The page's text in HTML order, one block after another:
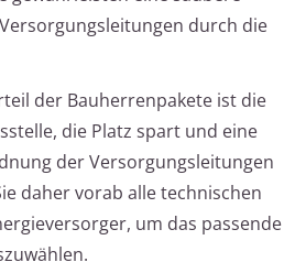
durch die
der Bauherrenpakete ist die
die Platz spart und eine
der Versorgungsleitungen
daher vorab alle technischen
um das passende